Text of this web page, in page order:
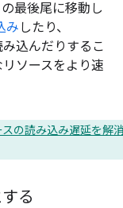
最後尾に移動し
み したり、
込んだりするこ
ソースをより速
スの読み込み遅延を解
る